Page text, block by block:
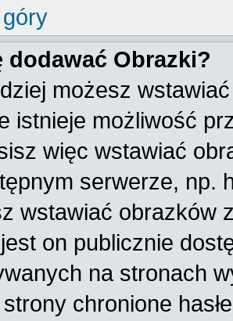
dodawać Obrazki?
możesz
istnieje możliwość
więc wstawiać
serwerze, np.
wstawiać obrazków
on publicznie
na stronach
chronione